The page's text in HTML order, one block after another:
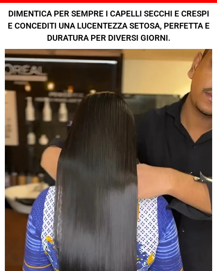
DIMENTICA PER SEMPRE I CAPELLI SECCHI E CRESPI
E CONCEDITI UNA LUCENTEZZA SETOSA, PERFETTA E
DURATURA PER DIVERSI GIORNI.